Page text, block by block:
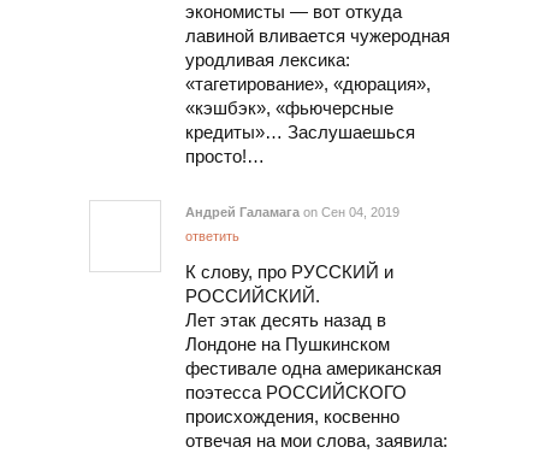
экономисты — вот откуда
лавиной вливается чужеродная
уродливая лексика:
«тагетирование», «дюрация»,
«кэшбэк», «фьючерсные
кредиты»… Заслушаешься
просто!…
Андрей Галамага on Сен 04, 2019
ответить
К слову, про РУССКИЙ и
РОССИЙСКИЙ.
Лет этак десять назад в
Лондоне на Пушкинском
фестивале одна американская
поэтесса РОССИЙСКОГО
происхождения, косвенно
отвечая на мои слова, заявила: